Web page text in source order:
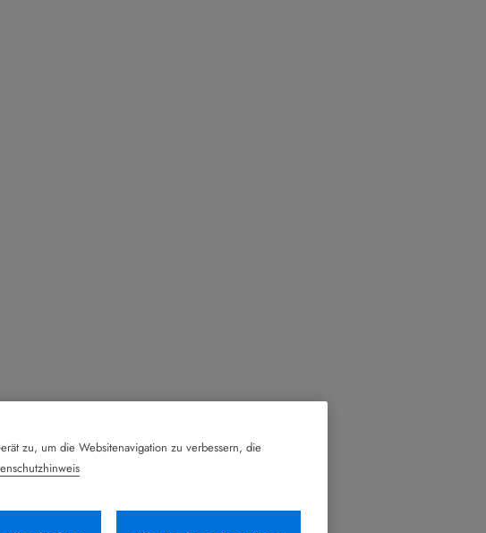
zu, um die Websitenavigation zu verbessern, die